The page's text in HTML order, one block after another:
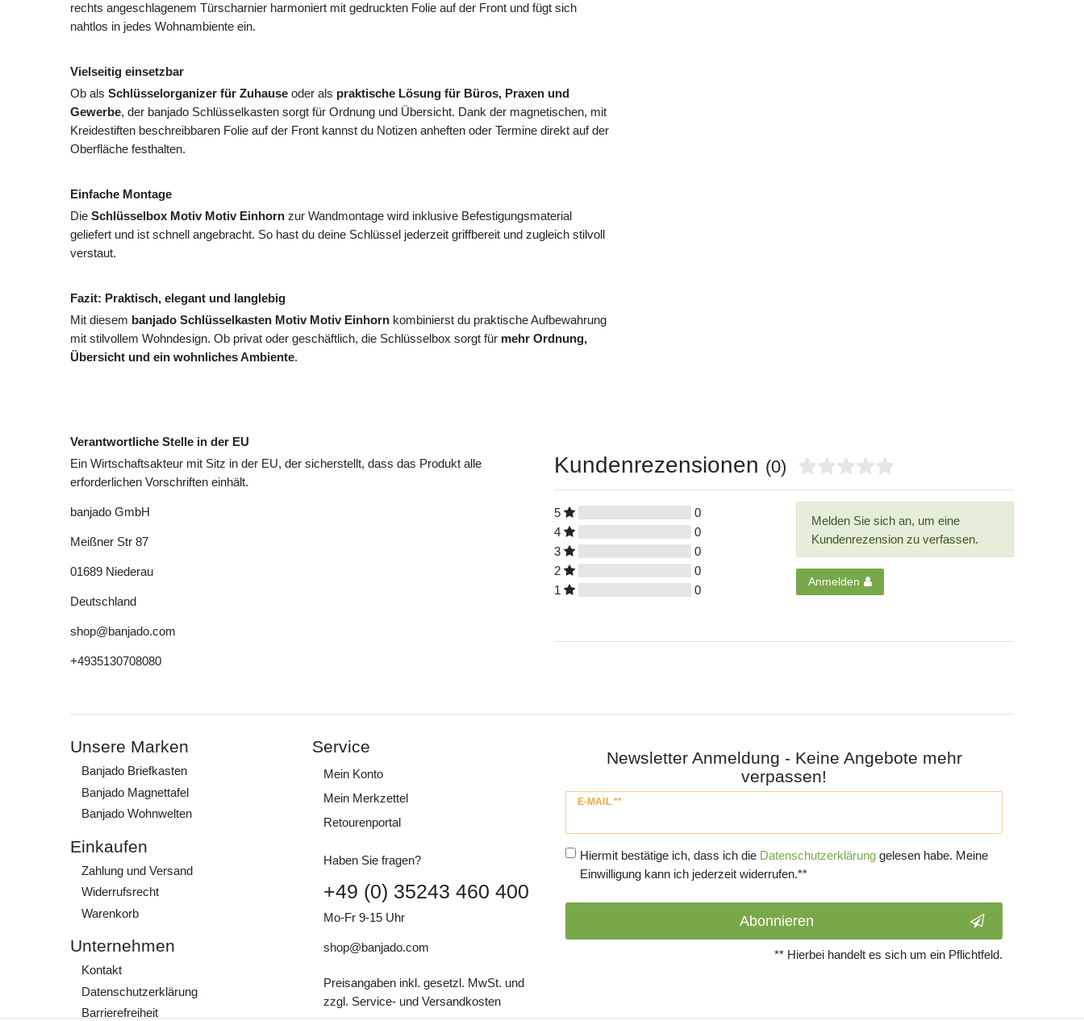
rechts angeschlagenem Türscharnier harmoniert mit gedruckten Folie auf der Front und fügt sich
nahtlos in jedes Wohnambiente ein.
Vielseitig einsetzbar
Ob als Schlüsselorganizer für Zuhause oder als praktische Lösung für Büros, Praxen und
Gewerbe, der banjado Schlüsselkasten sorgt für Ordnung und Übersicht. Dank der magnetischen, mit
Kreidestiften beschreibbaren Folie auf der Front kannst du Notizen anheften oder Termine direkt auf der
Oberfläche festhalten.
Einfache Montage
Die Schlüsselbox Motiv Motiv Einhorn zur Wandmontage wird inklusive Befestigungsmaterial
geliefert und ist schnell angebracht. So hast du deine Schlüssel jederzeit griffbereit und zugleich stilvoll
verstaut.
Fazit: Praktisch, elegant und langlebig
Mit diesem banjado Schlüsselkasten Motiv Motiv Einhorn kombinierst du praktische Aufbewahrung
mit stilvollem Wohndesign. Ob privat oder geschäftlich, die Schlüsselbox sorgt für mehr Ordnung,
Übersicht und ein wohnliches Ambiente.
Verantwortliche Stelle in der EU
Ein Wirtschaftsakteur mit Sitz in der EU, der sicherstellt, dass das Produkt alle
erforderlichen Vorschriften einhält.
banjado GmbH
Meißner Str 87
01689 Niederau
Deutschland
shop@banjado.com
+4935130708080
Kundenrezensionen (0)
5
0
4
0
3
0
2
0
1
0
Melden Sie sich an, um eine
Kundenrezension zu verfassen.
Anmelden
Unsere Marken
Banjado Briefkasten
Banjado Magnettafel
Banjado Wohnwelten
Einkaufen
Zahlung und Versand
Widerrufs­recht
Warenkorb
Unternehmen
Kontakt
Daten­schutz­erklärung
Barrierefreiheit
Service
Mein Konto
Mein Merkzettel
Retourenportal
Haben Sie fragen?
+49 (0) 35243 460 400
Mo-Fr 9-15 Uhr
shop@banjado.com
Preisangaben inkl. gesetzl. MwSt. und
zzgl. Service- und Versandkosten
Newsletter Anmeldung - Keine Angebote mehr
verpassen!
E-MAIL **
Newsletter
Hiermit bestätige ich, dass ich die Daten­schutz­erklärunggelesen habe. Meine
Einwilligung kann ich jederzeit widerrufen.**
Abonnieren
** Hierbei handelt es sich um ein Pflichtfeld.